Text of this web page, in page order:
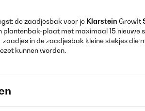
de zaadjesbak voor je Klarstein GrowIt
plantenbak-plaat met maximaal 15 nieuwe
in de zaadjesbak kleine stekjes die
kunnen worden.